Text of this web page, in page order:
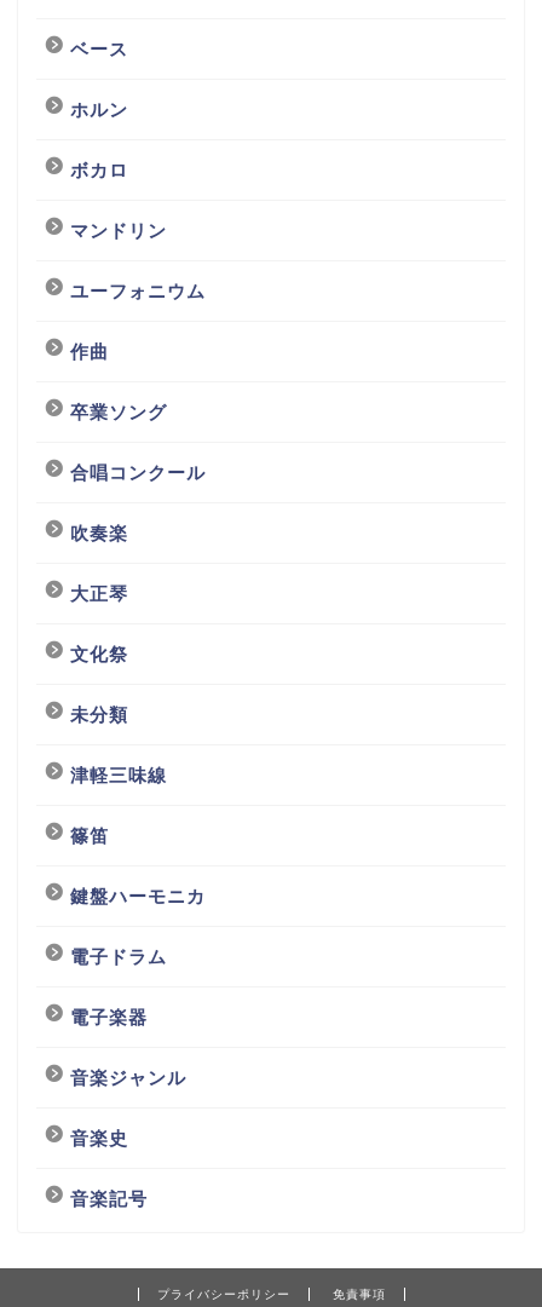
ベース
ホルン
ボカロ
マンドリン
ユーフォニウム
作曲
卒業ソング
合唱コンクール
吹奏楽
大正琴
文化祭
未分類
津軽三味線
篠笛
鍵盤ハーモニカ
電子ドラム
電子楽器
音楽ジャンル
音楽史
音楽記号
プライバシーポリシー 免責事項